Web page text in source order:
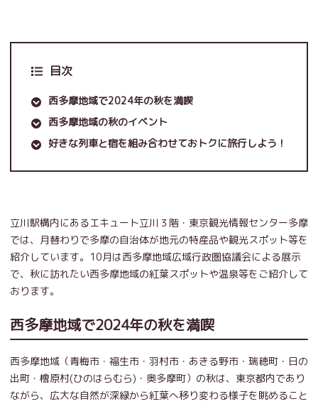
目次
西多摩地域で2024年の秋を満喫
西多摩地域の秋のイベント
好きな列車と宿を組み合わせておトクに旅行しよう！
立川駅構内にあるエキュート立川３階・東京観光情報センター多摩
では、月替わりで多摩の自治体が地元の特産品や観光スポット等を
紹介しています。10月は西多摩地域広域行政圏協議会による展示
で、秋に訪れたい西多摩地域の紅葉スポットや温泉等をご紹介して
おります。
西多摩地域で2024年の秋を満喫
西多摩地域（青梅市・福生市・羽村市・あきる野市・瑞穂町・日の
出町・檜原村(ひのはらむら)・奥多摩町）の秋は、東京都内であり
ながら、広大な自然が深緑から紅葉へ移り変わる様子を眺めること